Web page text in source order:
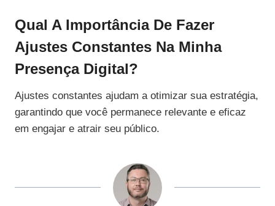
Qual A Importância De Fazer
Ajustes Constantes Na Minha
Presença Digital?
Ajustes constantes ajudam a otimizar sua estratégia,
garantindo que você permanece relevante e eficaz
em engajar e atrair seu público.